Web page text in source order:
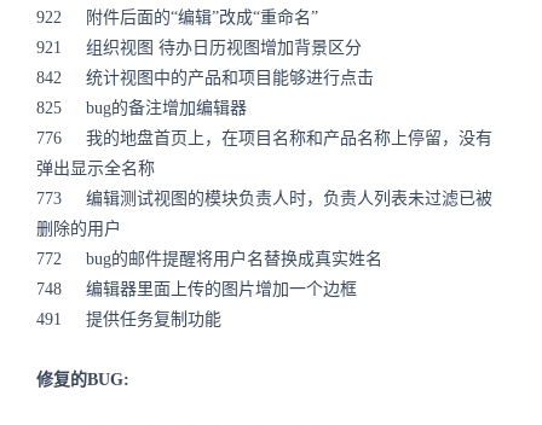
922 附件后面的“编辑”改成“重命名”
921 组织视图 待办日历视图增加背景区分
842 统计视图中的产品和项目能够进行点击
825 bug的备注增加编辑器
776 我的地盘首页上，在项目名称和产品名称上停留，没有
弹出显示全名称
773 编辑测试视图的模块负责人时，负责人列表未过滤已被
删除的用户
772 bug的邮件提醒将用户名替换成真实姓名
748 编辑器里面上传的图片增加一个边框
491 提供任务复制功能
修复的BUG: